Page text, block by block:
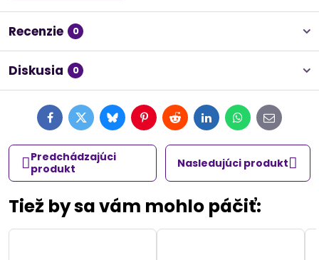
Recenzie 0
Diskusia 0
FacebookTwitterBlueskyPinterestRedditLinkedInWhatsApp
E-
mail
Predchádzajúci
produkt
Nasledujúci produkt
Tiež by sa vám mohlo páčiť: